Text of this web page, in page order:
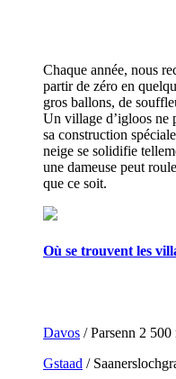
Chaque année, nous
partir de zéro en
gros ballons, de
Un village d’igloos ne
sa construction
neige se solidifie
une dameuse peut
que ce soit.
Où se trouvent les
Davos / Parsenn 2 500
Gstaad /